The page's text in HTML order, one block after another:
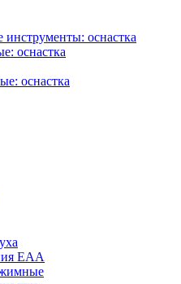
оснастка
оснастка
оснастка
EAA